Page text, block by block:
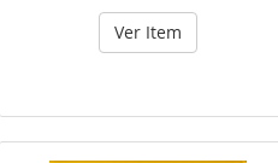
Ver Item